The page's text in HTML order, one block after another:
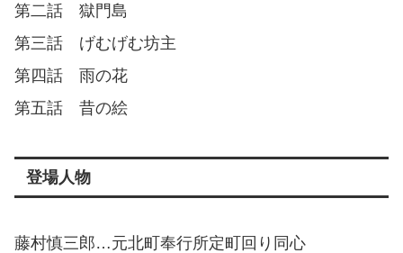
第二話 獄門島
第三話 げむげむ坊主
第四話 雨の花
第五話 昔の絵
登場人物
藤村慎三郎…元北町奉行所定町回り同心